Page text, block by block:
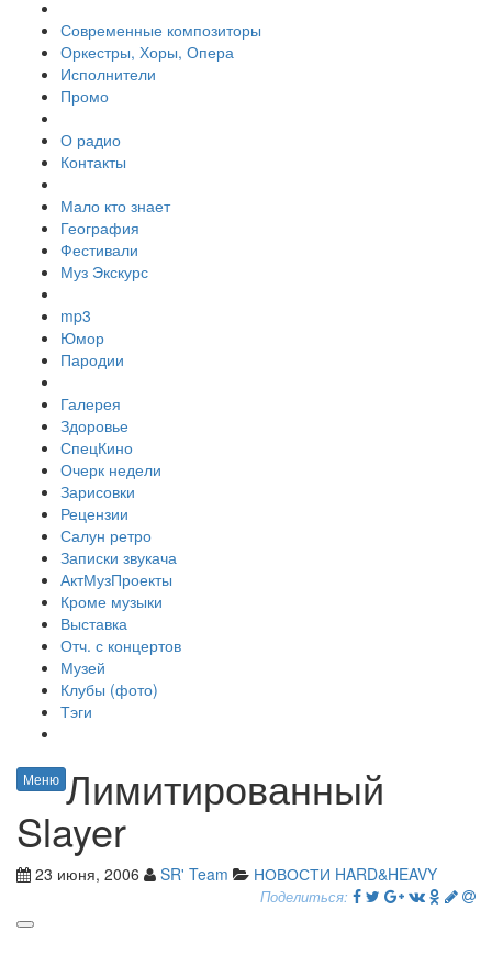
Современные композиторы
Оркестры, Хоры, Опера
Исполнители
Промо
О радио
Контакты
Мало кто знает
География
Фестивали
Муз Экскурс
mp3
Юмор
Пародии
Галерея
Здоровье
СпецКино
Очерк недели
Зарисовки
Рецензии
Салун ретро
Записки звукача
АктМузПроекты
Кроме музыки
Выставка
Отч. с концертов
Музей
Клубы (фото)
Тэги
Меню Лимитированный
Slayer
23 июня, 2006 SR' Team НОВОСТИ HARD&HEAVY
Поделиться: